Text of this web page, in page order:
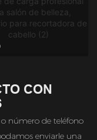
CON
número de teléfono
enviarle una